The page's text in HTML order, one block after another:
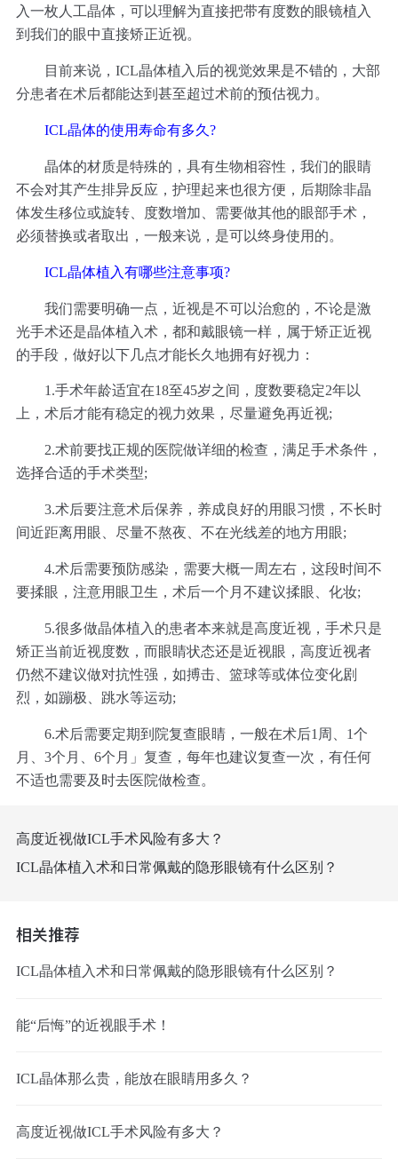
入一枚人工晶体，可以理解为直接把带有度数的眼镜植入
到我们的眼中直接矫正近视。
目前来说，ICL晶体植入后的视觉效果是不错的，大部
分患者在术后都能达到甚至超过术前的预估视力。
ICL晶体的使用寿命有多久?
晶体的材质是特殊的，具有生物相容性，我们的眼睛
不会对其产生排异反应，护理起来也很方便，后期除非晶
体发生移位或旋转、度数增加、需要做其他的眼部手术，
必须替换或者取出，一般来说，是可以终身使用的。
ICL晶体植入有哪些注意事项?
我们需要明确一点，近视是不可以治愈的，不论是激
光手术还是晶体植入术，都和戴眼镜一样，属于矫正近视
的手段，做好以下几点才能长久地拥有好视力：
1.手术年龄适宜在18至45岁之间，度数要稳定2年以
上，术后才能有稳定的视力效果，尽量避免再近视;
2.术前要找正规的医院做详细的检查，满足手术条件，
选择合适的手术类型;
3.术后要注意术后保养，养成良好的用眼习惯，不长时
间近距离用眼、尽量不熬夜、不在光线差的地方用眼;
4.术后需要预防感染，需要大概一周左右，这段时间不
要揉眼，注意用眼卫生，术后一个月不建议揉眼、化妆;
5.很多做晶体植入的患者本来就是高度近视，手术只是
矫正当前近视度数，而眼睛状态还是近视眼，高度近视者
仍然不建议做对抗性强，如搏击、篮球等或体位变化剧
烈，如蹦极、跳水等运动;
6.术后需要定期到院复查眼睛，一般在术后1周、1个
月、3个月、6个月」复查，每年也建议复查一次，有任何
不适也需要及时去医院做检查。
高度近视做ICL手术风险有多大？
ICL晶体植入术和日常佩戴的隐形眼镜有什么区别？
相关推荐
ICL晶体植入术和日常佩戴的隐形眼镜有什么区别？
能“后悔”的近视眼手术！
ICL晶体那么贵，能放在眼睛用多久？
高度近视做ICL手术风险有多大？